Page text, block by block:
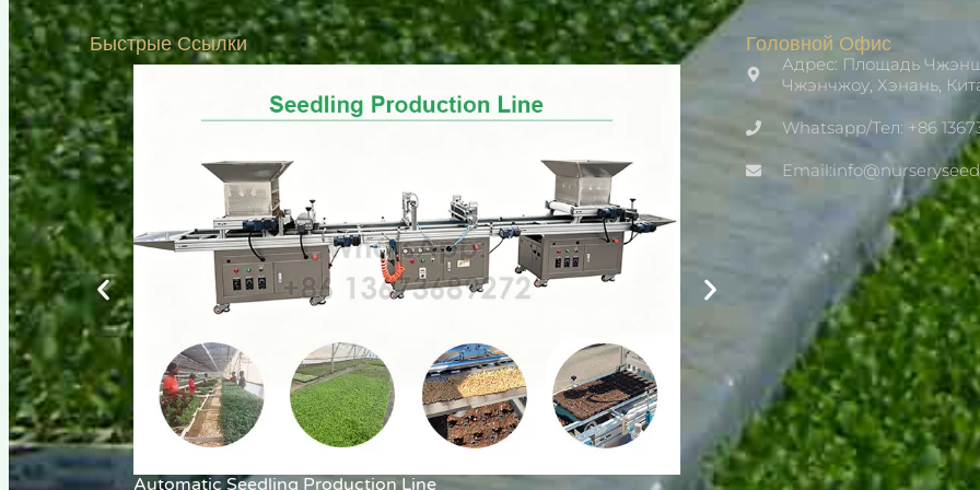
Быстрые Ссылки
Automatic Seedling Production Line Nursery Drum Seeder Machine
Головной Офис
Адрес: Площадь
Чжэнчжоу, Хэнань,
Whatsapp/Тел: +86